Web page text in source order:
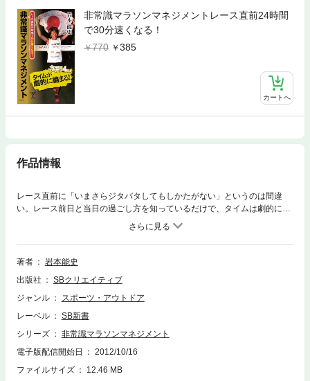
非常識マラソンマネジメントレース直前24時間
で30分速くなる！
770
385
カートへ
作品情報
レース直前に「いまさらジタバタしてもしかたがない」というのは間違
い。レース前日と当日の過ごし方を知っているだけで、タイムは劇的に短
縮する。初心者なら1時間、中堅ランナーなら30分はタイムが縮まる。し
かも、ラクにゴールできる。逆の見方をすると、日々頑張ってトレーニン
グを重ねてきても、レース直前の過ごし方を間違うと、タイムを大幅にロ
スする恐れがあるのだ。人気ランクラを主宰する異端の指導者が、徹頭徹
著者
岩本能史
出版社
SBクリエイティブ
ジャンル
スポーツ・アウトドア
レーベル
SB新書
シリーズ
非常識マラソンマネジメント
電子版配信開始日
2012/10/16
ファイルサイズ
12.46 MB